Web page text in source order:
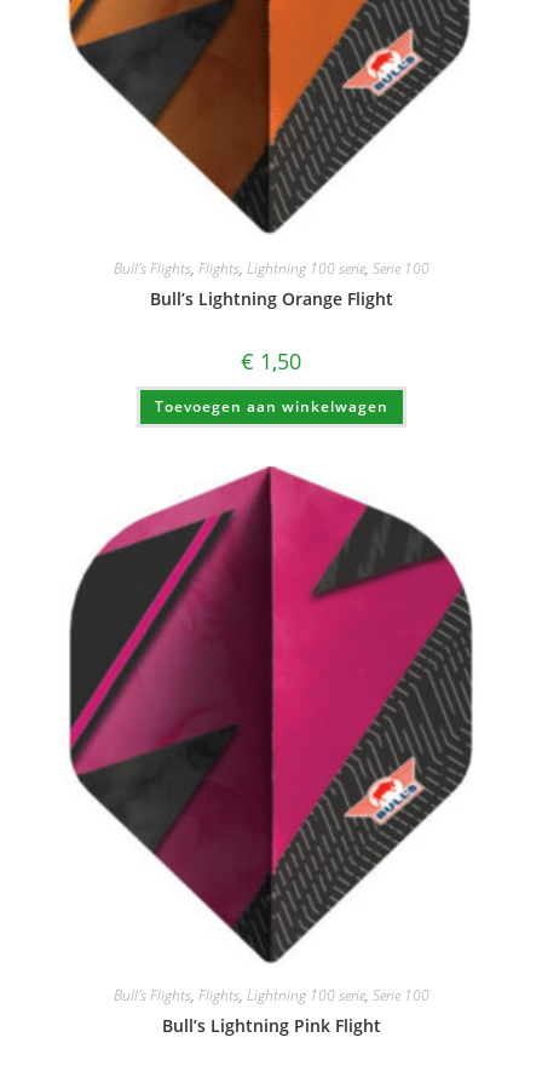
Bull's Flights, Flights, Lightning 100 serie, Serie 100
Bull’s Lightning Orange Flight
€ 1,50
Toevoegen aan winkelwagen
Bull's Flights, Flights, Lightning 100 serie, Serie 100
Bull’s Lightning Pink Flight